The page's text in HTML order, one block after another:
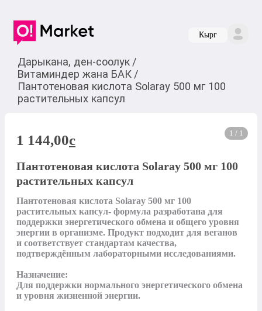
Кырг
Дарыкана, ден-соолук /
Витаминдер жана БАК /
Пантотеновая кислота Solaray 500 мг 100
растительных капсул
1 / 1
1 144,00c
Пантотеновая кислота Solaray 500 мг 100
растительных капсул
Пантотеновая кислота Solaray 500 мг 100
растительных капсул- формула разработана для
поддержки энергетического обмена и общего уровня
энергии в организме. Продукт подходит для веганов
и соответствует стандартам качества,
подтверждённым лабораторными исследованиями.
Назначение:
Для поддержки нормального энергетического обмена
и уровня жизненной энергии.